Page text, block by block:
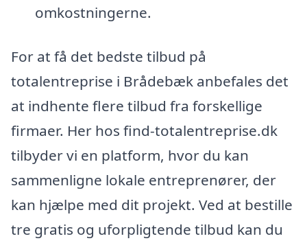
omkostningerne.
For at få det bedste tilbud på
totalentreprise i Brådebæk anbefales det
at indhente flere tilbud fra forskellige
firmaer. Her hos find-totalentreprise.dk
tilbyder vi en platform, hvor du kan
sammenligne lokale entreprenører, der
kan hjælpe med dit projekt. Ved at bestille
tre gratis og uforpligtende tilbud kan du